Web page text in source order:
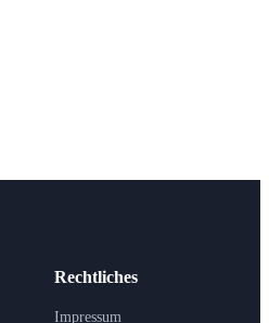
Rechtliches
Impressum